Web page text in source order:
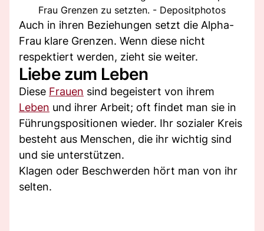
Frau Grenzen zu setzten. - Depositphotos
Auch in ihren Beziehungen setzt die Alpha-
Frau klare Grenzen. Wenn diese nicht
respektiert werden, zieht sie weiter.
Liebe zum Leben
Diese Frauen sind begeistert von ihrem
Leben und ihrer Arbeit; oft findet man sie in
Führungspositionen wieder. Ihr sozialer Kreis
besteht aus Menschen, die ihr wichtig sind
und sie unterstützen.
Klagen oder Beschwerden hört man von ihr
selten.